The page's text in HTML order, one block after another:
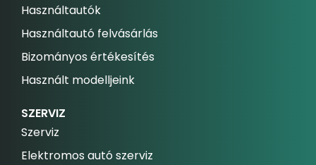
Használtautók
Használtautó felvásárlás
Bizományos értékesítés
Használt modelljeink
SZERVIZ
Szerviz
Elektromos autó szerviz